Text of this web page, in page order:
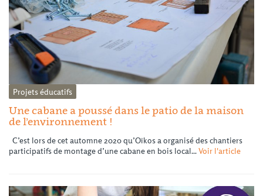
Projets éducatifs
Une cabane a poussé dans le patio de la maison
de l’environnement !
C’est lors de cet automne 2020 qu’Oïkos a organisé des chantiers
participatifs de montage d’une cabane en bois local...Voir l'article